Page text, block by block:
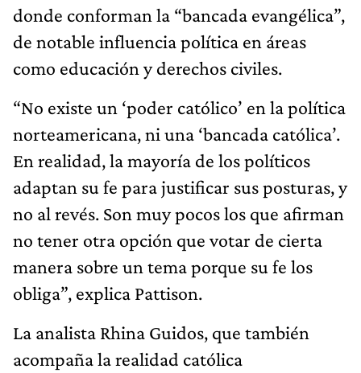
donde conforman la “bancada evangélica”,
de notable influencia política en áreas
como educación y derechos civiles.
“No existe un ‘poder católico’ en la política
norteamericana, ni una ‘bancada católica’.
En realidad, la mayoría de los políticos
adaptan su fe para justificar sus posturas, y
no al revés. Son muy pocos los que afirman
no tener otra opción que votar de cierta
manera sobre un tema porque su fe los
obliga”, explica Pattison.
La analista Rhina Guidos, que también
acompaña la realidad católica